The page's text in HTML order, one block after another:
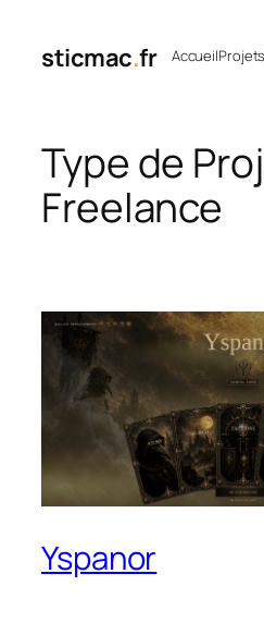
sticmac.fr AccueilProjets
Type de
Freelance
Yspanor